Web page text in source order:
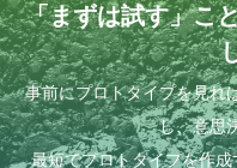
「まずは試す」こ
事前にプロトタイプを見れ
し、意思
最短でプロトタイプを作